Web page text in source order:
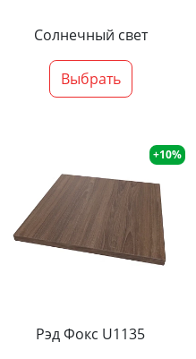
Солнечный свет
Выбрать
+10%
Рэд Фокс U1135